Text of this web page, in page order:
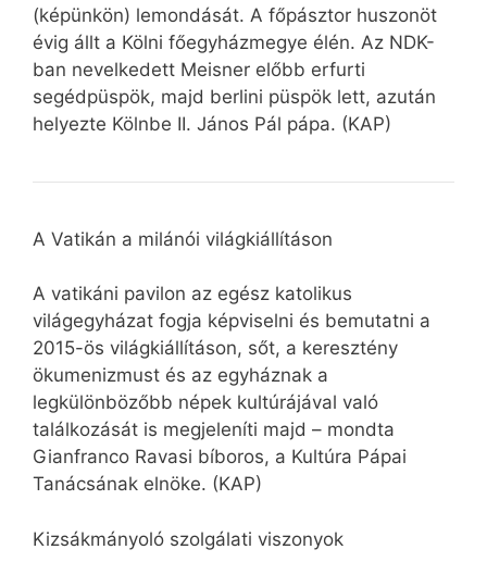
(képünkön) lemondását. A főpásztor huszonöt
évig állt a Kölni főegyházmegye élén. Az NDK-
ban nevelkedett Meisner előbb erfurti
segédpüspök, majd berlini püspök lett, azután
helyezte Kölnbe II. János Pál pápa. (KAP)
A Vatikán a milánói világkiállításon
A vatikáni pavilon az egész katolikus
világegyházat fogja képviselni és bemutatni a
2015-ös világkiállításon, sőt, a keresztény
ökumenizmust és az egyháznak a
legkülönbözőbb népek kultúrájával való
találkozását is megjeleníti majd – mondta
Gianfranco Ravasi bíboros, a Kultúra Pápai
Tanácsának elnöke. (KAP)
Kizsákmányoló szolgálati viszonyok